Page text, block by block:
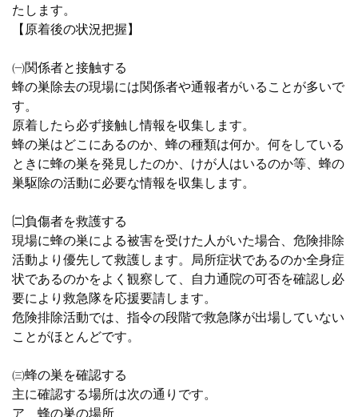
たします。
【原着後の状況把握】
㈠関係者と接触する
蜂の巣除去の現場には関係者や通報者がいることが多いで
す。
原着したら必ず接触し情報を収集します。
蜂の巣はどこにあるのか、蜂の種類は何か。何をしている
ときに蜂の巣を発見したのか、けが人はいるのか等、蜂の
巣駆除の活動に必要な情報を収集します。
🉂負傷者を救護する
現場に蜂の巣による被害を受けた人がいた場合、危険排除
活動より優先して救護します。局所症状であるのか全身症
状であるのかをよく観察して、自力通院の可否を確認し必
要により救急隊を応援要請します。
危険排除活動では、指令の段階で救急隊が出場していない
ことがほとんどです。
㈢蜂の巣を確認する
主に確認する場所は次の通りです。
ア 蜂の巣の場所